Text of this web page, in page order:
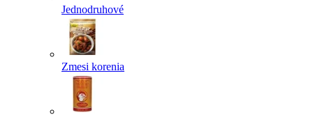
Jednodruhové
Zmesi korenia